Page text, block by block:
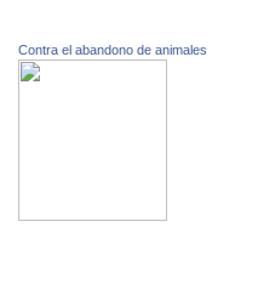
Contra el abandono de animales